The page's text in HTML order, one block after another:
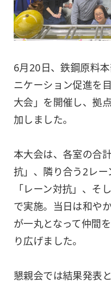
6月20日、鉄鋼原料
ニケーション促進を
大会」を開催し、拠
加しました。
本大会は、各室の合
抗」、隣り合う2レ
「レーン対抗」、そ
で実施。当日は和や
が一丸となって仲間
り広げました。
懇親会では結果発表